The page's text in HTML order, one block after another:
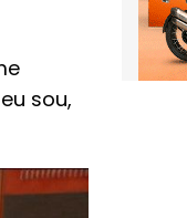
sou,